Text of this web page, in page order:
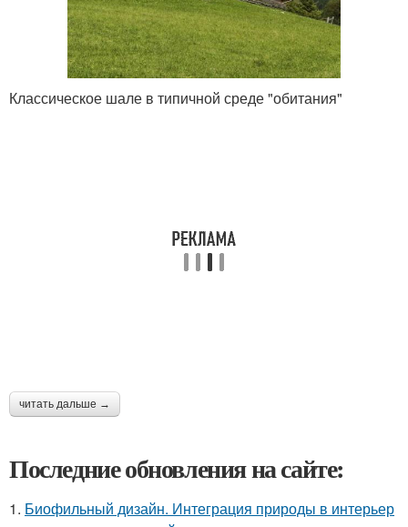
Классическое шале в типичной среде "обитания"
читать дальше →
Последние обновления на сайте:
1. Биофильный дизайн. Интеграция природы в интерьер